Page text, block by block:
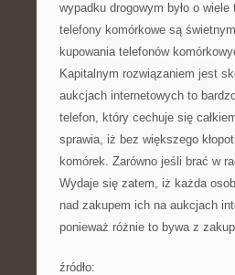
wypadku drogowym było o
telefony komórkowe są
kupowania telefonów
Kapitalnym rozwiązaniem jest
aukcjach internetowych to
telefon, który cechuje się
sprawia, iż bez większego
komórek. Zarówno jeśli brać w
Wydaje się zatem, iż każda
nad zakupem ich na aukcjach
ponieważ różnie to bywa z
źródło: